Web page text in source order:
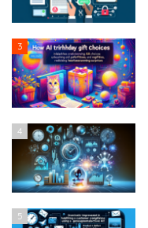
3
4
5